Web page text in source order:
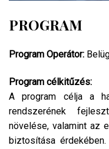
PROGRAM
Program Operátor:
Program célkitűzés:
A program célja a
rendszerének
növelése, valamint az
biztosítása